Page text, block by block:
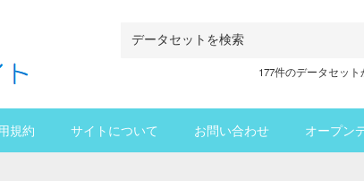
177件のデータセッ
規約 サイトについて お問い合わせ オープン